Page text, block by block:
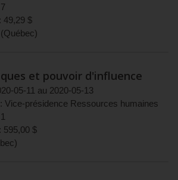
7
49,29 $
(Québec)
et pouvoir d'influence
05-11 au 2020-05-13
Vice-présidence Ressources humaines
1
595,00 $
)